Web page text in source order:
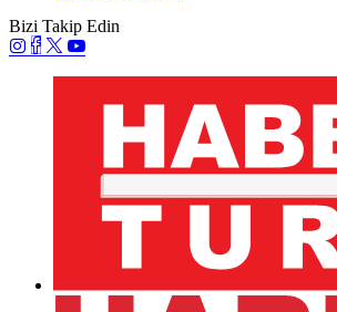
Bizi Takip Edin